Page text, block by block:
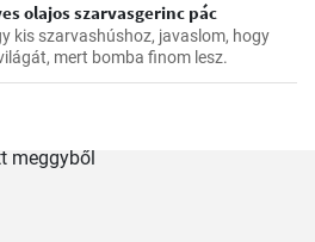
olajos szarvasgerinc pác
kis szarvashúshoz, javaslom, hogy
mert bomba finom lesz.